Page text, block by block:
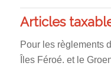
Articles
Pour les règlements
Îles Féroé. et le